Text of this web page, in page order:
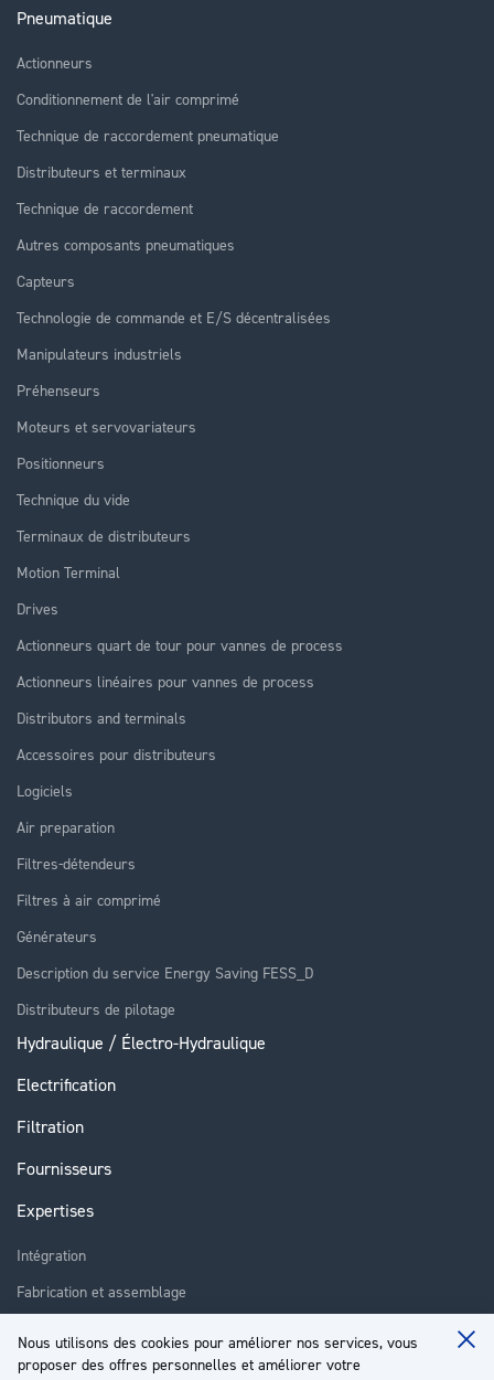
Nous utilisons des cookies pour améliorer nos services, vous
proposer des offres personnelles et améliorer votre
Pneumatique
Actionneurs
Conditionnement de l'air comprimé
Technique de raccordement pneumatique
Distributeurs et terminaux
Technique de raccordement
Autres composants pneumatiques
Capteurs
Technologie de commande et E/S décentralisées
Manipulateurs industriels
Préhenseurs
Moteurs et servovariateurs
Positionneurs
Technique du vide
Terminaux de distributeurs
Motion Terminal
Drives
Actionneurs quart de tour pour vannes de process
Actionneurs linéaires pour vannes de process
Distributors and terminals
Accessoires pour distributeurs
Logiciels
Air preparation
Filtres-détendeurs
Filtres à air comprimé
Générateurs
Description du service Energy Saving FESS_D
Distributeurs de pilotage
Hydraulique / Électro-Hydraulique
Electrification
Filtration
Fournisseurs
Expertises
Intégration
Fabrication et assemblage
Réparation